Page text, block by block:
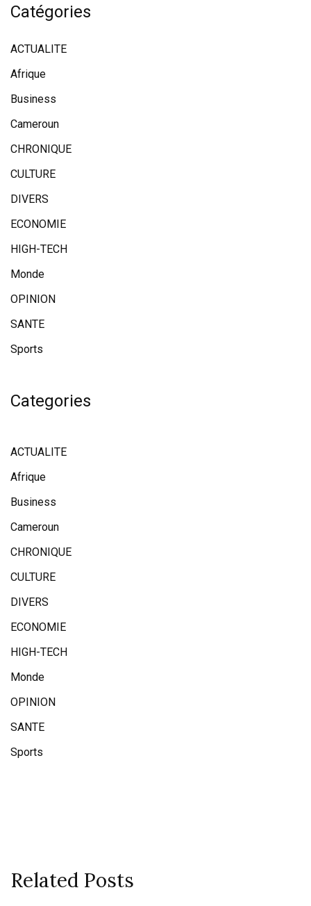
Catégories
ACTUALITE
Afrique
Business
Cameroun
CHRONIQUE
CULTURE
DIVERS
ECONOMIE
HIGH-TECH
Monde
OPINION
SANTE
Sports
Categories
ACTUALITE
Afrique
Business
Cameroun
CHRONIQUE
CULTURE
DIVERS
ECONOMIE
HIGH-TECH
Monde
OPINION
SANTE
Sports
Related Posts